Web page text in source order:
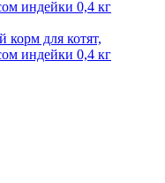
для котят,
индейки 0,4 кг